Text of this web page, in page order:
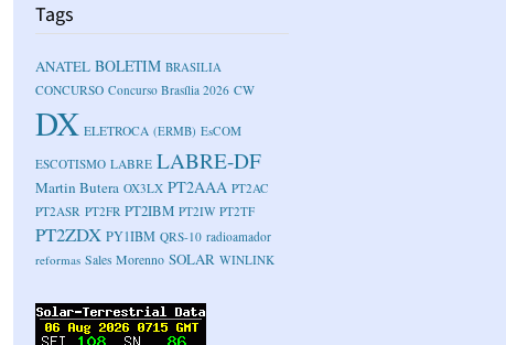
Tags
ANATEL BOLETIM BRASILIA
CONCURSO Concurso Brasília 2026 CW
DX ELETROCA (ERMB) EsCOM
ESCOTISMO LABRE LABRE-DF
Martin Butera OX3LX PT2AAA PT2AC
PT2ASR PT2FR PT2IBM PT2IW PT2TF
PT2ZDX PY1IBM QRS-10 radioamador
reformas Sales Morenno SOLAR WINLINK